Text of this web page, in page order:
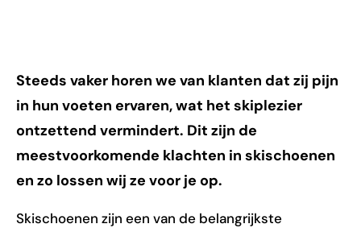
Steeds vaker horen we van klanten dat zij pijn
in hun voeten ervaren, wat het skiplezier
ontzettend vermindert. Dit zijn de
meestvoorkomende klachten in skischoenen
en zo lossen wij ze voor je op.
Skischoenen zijn een van de belangrijkste